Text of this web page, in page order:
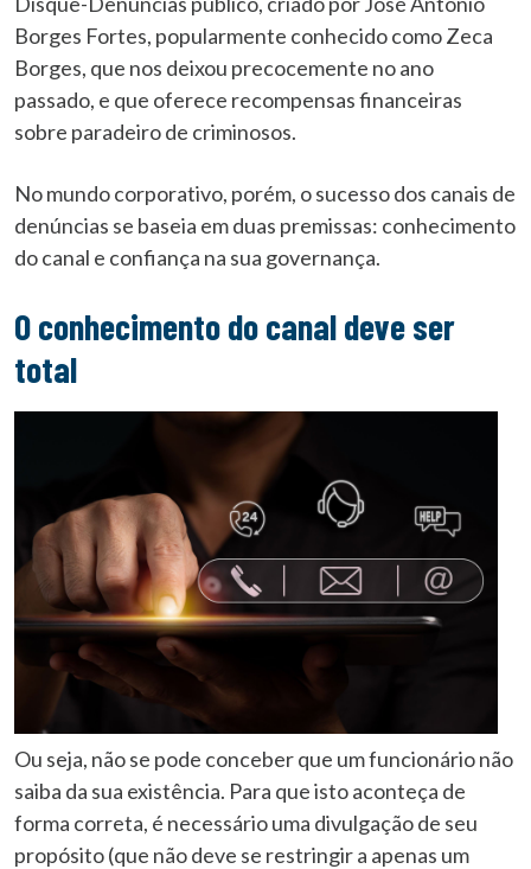
Borges Fortes, popularmente conhecido como Zeca
Borges, que nos deixou precocemente no ano
passado, e que oferece recompensas financeiras
sobre paradeiro de criminosos.
No mundo corporativo, porém, o sucesso dos canais de
denúncias se baseia em duas premissas: conhecimento
do canal e confiança na sua governança.
O conhecimento do canal deve ser
total
Ou seja, não se pode conceber que um funcionário não
saiba da sua existência. Para que isto aconteça de
forma correta, é necessário uma divulgação de seu
propósito (que não deve se restringir a apenas um